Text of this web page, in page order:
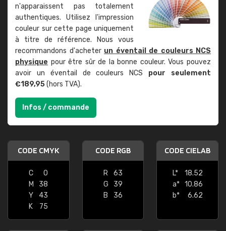
n'apparaissent pas totalement
authentiques. Utilisez l'impression
couleur sur cette page uniquement
à titre de référence. Nous vous
recommandons d'acheter un éventail de couleurs NCS
physique pour être sûr de la bonne couleur. Vous pouvez
avoir un éventail de couleurs NCS pour seulement
€189,95(hors TVA).
Infos / commande
CODE CMYK
C
0
M
38
Y
43
K
75
CODE RGB
R
63
G
39
B
36
CODE CIELAB
L*
18.52
a*
10.86
b*
6.62